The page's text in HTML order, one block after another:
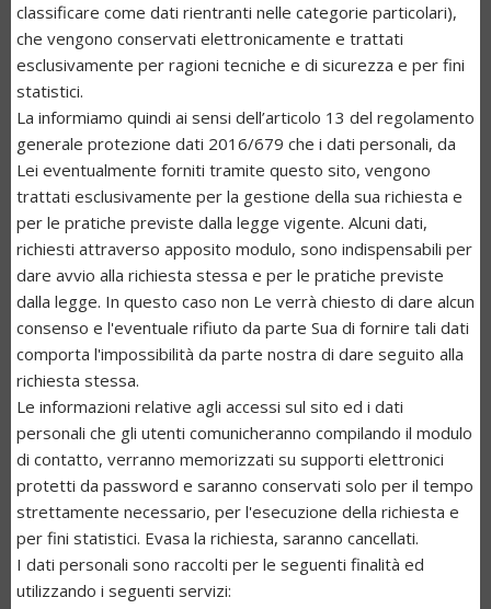
classificare come dati rientranti nelle categorie particolari),
che vengono conservati elettronicamente e trattati
esclusivamente per ragioni tecniche e di sicurezza e per fini
statistici.
La informiamo quindi ai sensi dell’articolo 13 del regolamento
generale protezione dati 2016/679 che i dati personali, da
Lei eventualmente forniti tramite questo sito, vengono
trattati esclusivamente per la gestione della sua richiesta e
per le pratiche previste dalla legge vigente. Alcuni dati,
richiesti attraverso apposito modulo, sono indispensabili per
dare avvio alla richiesta stessa e per le pratiche previste
dalla legge. In questo caso non Le verrà chiesto di dare alcun
consenso e l'eventuale rifiuto da parte Sua di fornire tali dati
comporta l'impossibilità da parte nostra di dare seguito alla
richiesta stessa.
Le informazioni relative agli accessi sul sito ed i dati
personali che gli utenti comunicheranno compilando il modulo
di contatto, verranno memorizzati su supporti elettronici
protetti da password e saranno conservati solo per il tempo
strettamente necessario, per l'esecuzione della richiesta e
per fini statistici. Evasa la richiesta, saranno cancellati.
I dati personali sono raccolti per le seguenti finalità ed
utilizzando i seguenti servizi: